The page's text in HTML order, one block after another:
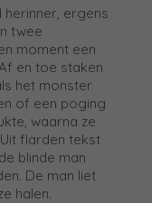
ergens
twee
moment een
en toe staken
het monster
of een poging
waarna ze
flarden tekst
blinde man
De man liet
halen.